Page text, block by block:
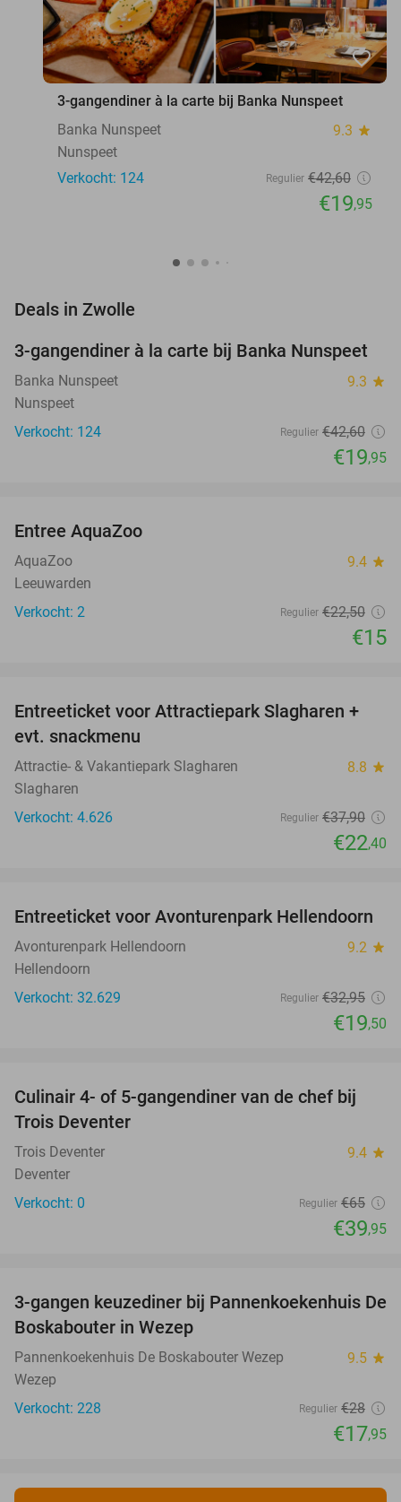
favorite_border
3-gangendiner à la carte bij Banka Nunspeet
Banka Nunspeet
9.3 star
Nunspeet
Verkocht: 124
Regulier €42,60
€19,95
Deals in Zwolle
53%
3-gangendiner à la carte bij Banka Nunspeet
Banka Nunspeet 9.3 star
Nunspeet
Verkocht: 124
Regulier €42,60
€19,95
TODAY
Entree AquaZoo
AquaZoo 9.4 star
Leeuwarden
Verkocht: 2
Regulier €22,50
€15
41%
Entreeticket voor Attractiepark Slagharen +
evt. snackmenu
Attractie- & Vakantiepark Slagharen 8.8 star
Slagharen
Verkocht: 4.626
Regulier €37,90
€22,40
41%
Entreeticket voor Avonturenpark Hellendoorn
Avonturenpark Hellendoorn 9.2 star
Hellendoorn
Verkocht: 32.629
Regulier €32,95
€19,50
39%
TODAY
Culinair 4- of 5-gangendiner van de chef bij
Trois Deventer
Trois Deventer 9.4 star
Deventer
Verkocht: 0
Regulier €65
€39,95
36%
3-gangen keuzediner bij Pannenkoekenhuis De
Boskabouter in Wezep
Pannenkoekenhuis De Boskabouter Wezep 9.5 star
Wezep
Verkocht: 228
Regulier €28
€17,95